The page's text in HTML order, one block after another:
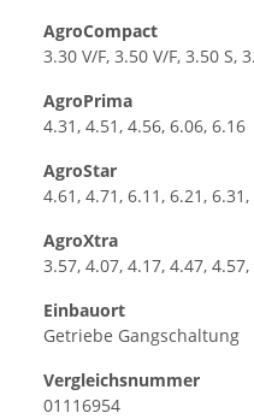
AgroCompact
3.30 V/F, 3.50 V/F, 3.50 S,
AgroPrima
4.31, 4.51, 4.56, 6.06, 6.16
AgroStar
4.61, 4.71, 6.11, 6.21, 6.31,
AgroXtra
3.57, 4.07, 4.17, 4.47,
Einbauort
Getriebe Gangschaltung
Vergleichsnummer
01116954